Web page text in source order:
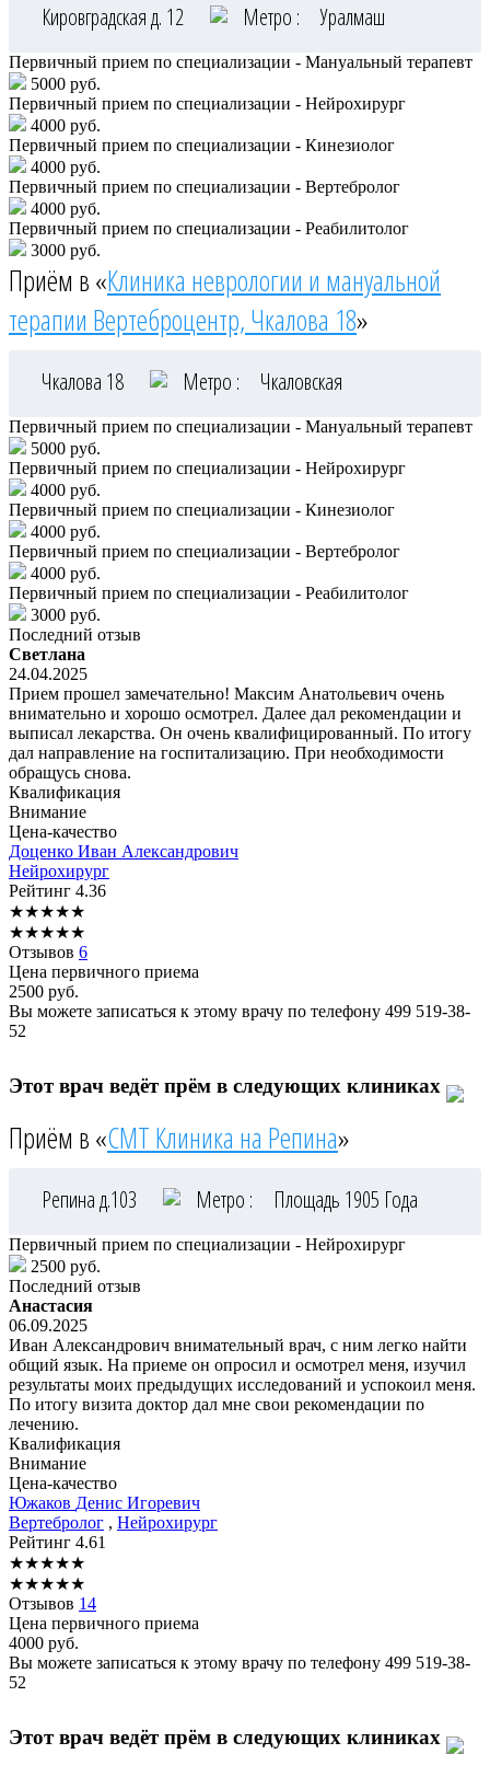
Кировградская д. 12 Метро : Уралмаш
Первичный прием по специализации - Мануальный терапевт
5000 руб.
Первичный прием по специализации - Нейрохирург
4000 руб.
Первичный прием по специализации - Кинезиолог
4000 руб.
Первичный прием по специализации - Вертебролог
4000 руб.
Первичный прием по специализации - Реабилитолог
3000 руб.
Приём в «Клиника неврологии и мануальной
терапии Вертеброцентр, Чкалова 18»
Чкалова 18 Метро : Чкаловская
Первичный прием по специализации - Мануальный терапевт
5000 руб.
Первичный прием по специализации - Нейрохирург
4000 руб.
Первичный прием по специализации - Кинезиолог
4000 руб.
Первичный прием по специализации - Вертебролог
4000 руб.
Первичный прием по специализации - Реабилитолог
3000 руб.
Последний отзыв
Светлана
24.04.2025
Прием прошел замечательно! Максим Анатольевич очень
внимательно и хорошо осмотрел. Далее дал рекомендации и
выписал лекарства. Он очень квалифицированный. По итогу
дал направление на госпитализацию. При необходимости
обращусь снова.
Квалификация
Внимание
Цена-качество
Доценко Иван Александрович
Нейрохирург
Рейтинг 4.36
★★★★★
★★★★★
Отзывов 6
Цена первичного приема
2500 руб.
Вы можете записаться к этому врачу по телефону 499 519-38-
52
Этот врач ведёт прём в следующих клиниках
Приём в «СМТ Клиника на Репина»
Репина д.103 Метро : Площадь 1905 Года
Первичный прием по специализации - Нейрохирург
2500 руб.
Последний отзыв
Анастасия
06.09.2025
Иван Александрович внимательный врач, с ним легко найти
общий язык. На приеме он опросил и осмотрел меня, изучил
результаты моих предыдущих исследований и успокоил меня.
По итогу визита доктор дал мне свои рекомендации по
лечению.
Квалификация
Внимание
Цена-качество
Южаков Денис Игоревич
Вертебролог , Нейрохирург
Рейтинг 4.61
★★★★★
★★★★★
Отзывов 14
Цена первичного приема
4000 руб.
Вы можете записаться к этому врачу по телефону 499 519-38-
52
Этот врач ведёт прём в следующих клиниках